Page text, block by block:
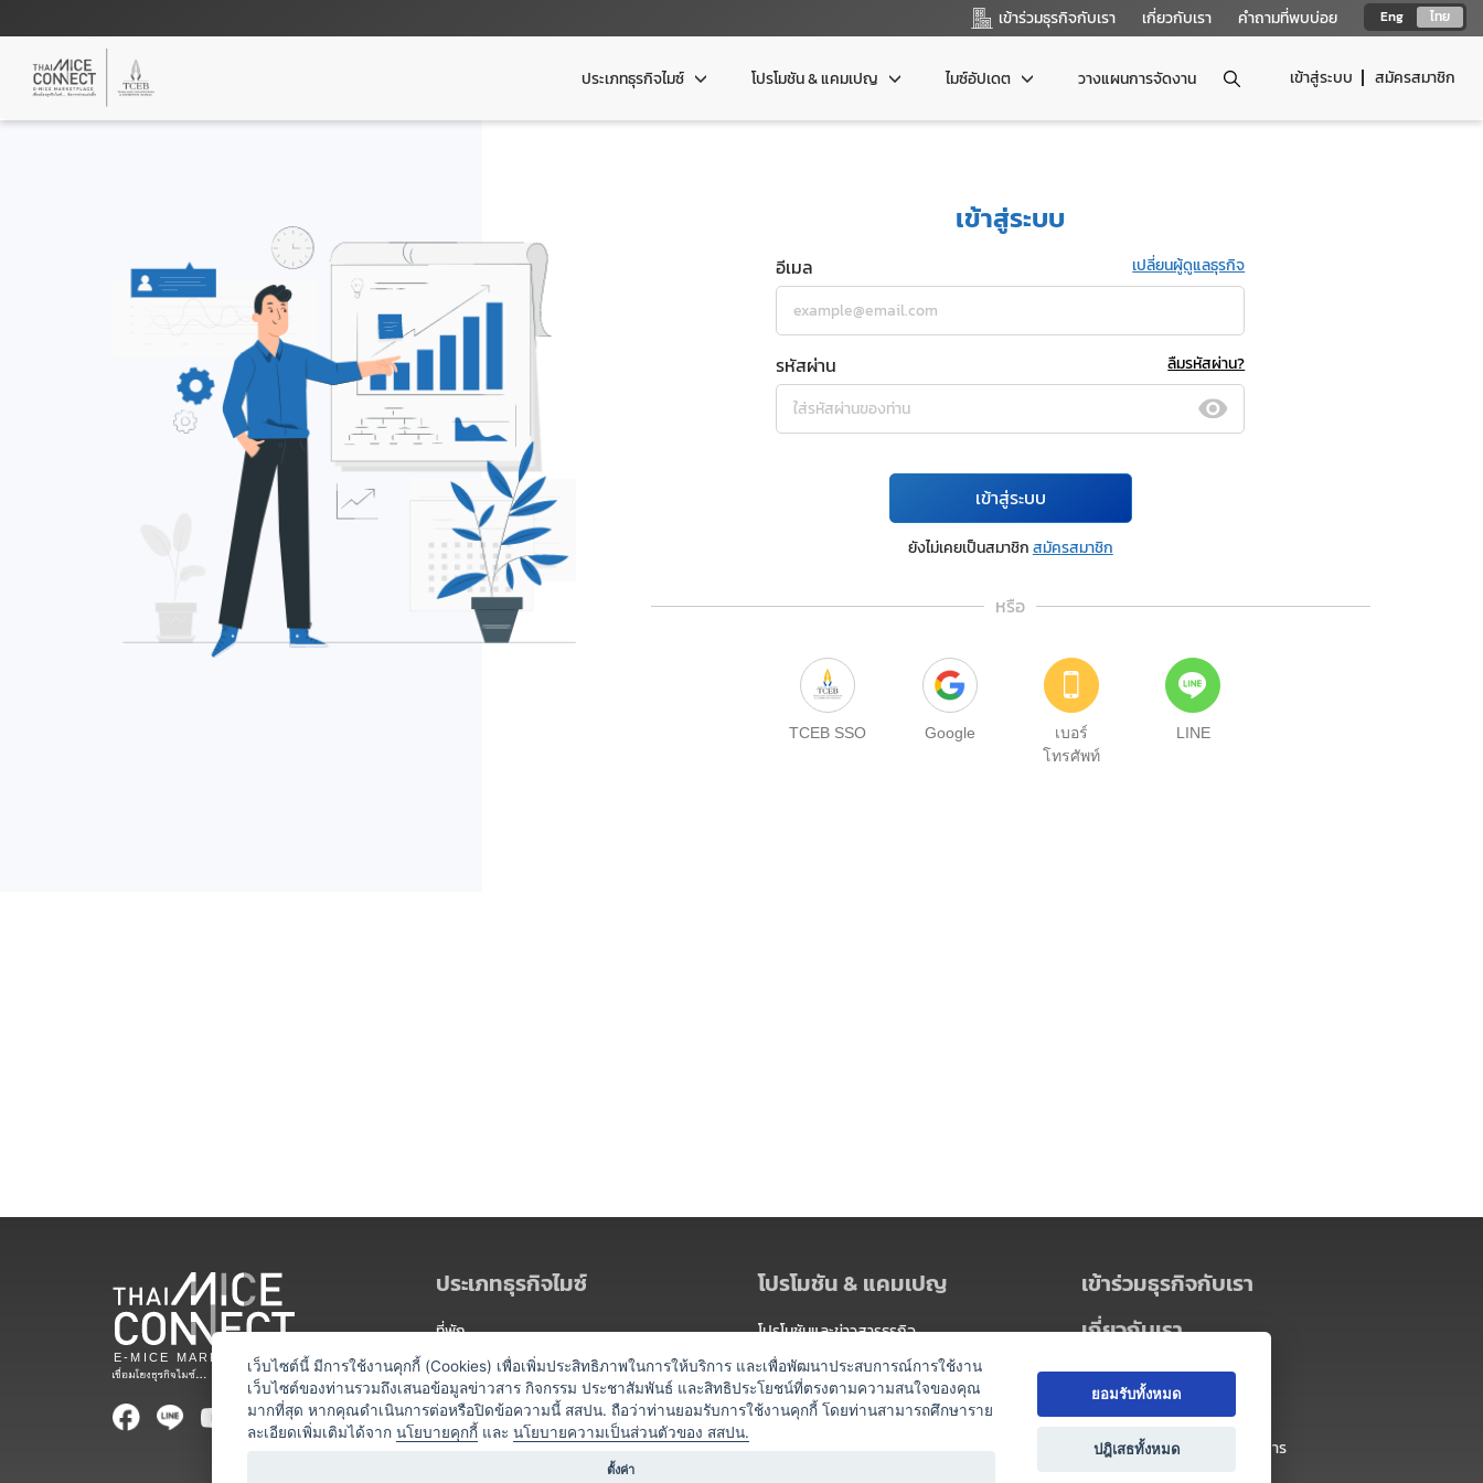
Eng ไทย
เข้าร่วมธุรกิจกับเรา เกี่ยวกับเรา คำถามที่พบบ่อย
เข้าสู่ระบบ สมัครสมาชิก
ประเภทธุรกิจไมซ์ โปรโมชัน & แคมเปญ ไมซ์อัปเดต วางแผนการจัดงาน
เข้าสู่ระบบ
อีเมล เปลี่ยนผู้ดูแลธุรกิจ
รหัสผ่าน ลืมรหัสผ่าน?
เข้าสู่ระบบ
ยังไม่เคยเป็นสมาชิกสมัครสมาชิก
หรือ
TCEB SSO Google
เบอร์
โทรศัพท์
LINE
ประเภทธุรกิจไมซ์
ที่พัก
สถานที่จัดงาน
ท่องเที่ยว / นำเที่ยว
ออแกไนเซอร์
โปรโมชัน & แคมเปญ
โปรโมชันและข่าวสารธุรกิจ
แพ็กเกจ
แคมเปญ
เข้าร่วมธุรกิจกับเรา
เกี่ยวกับเรา
เกี่ยวกับ Thai MICE Connect
นโยบายความเป็นส่วนตัว
ข้อตกลง และเงื่อนไขการใช้บริการ
เว็บไซต์นี้ มีการใช้งานคุกกี้ (Cookies) เพื่อเพิ่มประสิทธิภาพในการให้บริการ และเพื่อพัฒนาประสบการณ์การใช้งาน
เว็บไซต์ของท่านรวมถึงเสนอข้อมูลข่าวสาร กิจกรรม ประชาสัมพันธ์ และสิทธิประโยชน์ที่ตรงตามความสนใจของคุณ
มากที่สุด หากคุณดำเนินการต่อหรือปิดข้อความนี้ สสปน. ถือว่าท่านยอมรับการใช้งานคุกกี้ โดยท่านสามารถศึกษาราย
ละเอียดเพิ่มเติมได้จาก นโยบายคุกกี้ และ นโยบายความเป็นส่วนตัวของ สสปน.
ตั้งค่า
ยอมรับทั้งหมด
ปฎิเสธทั้งหมด